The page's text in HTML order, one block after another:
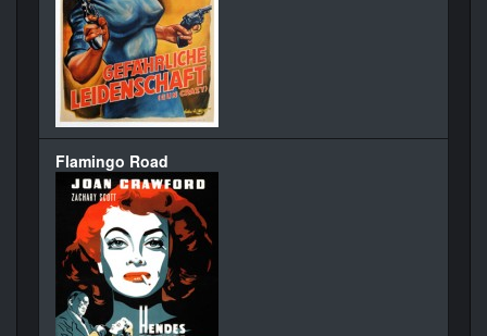
Flamingo Road